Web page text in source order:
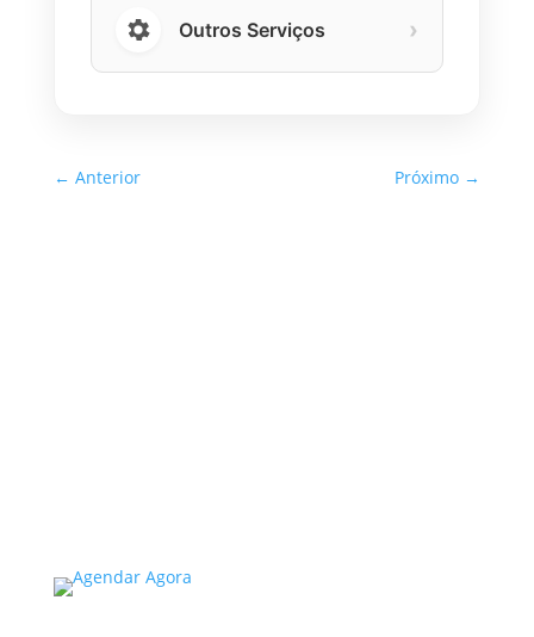
Outros Serviços ›
← Anterior Próximo →